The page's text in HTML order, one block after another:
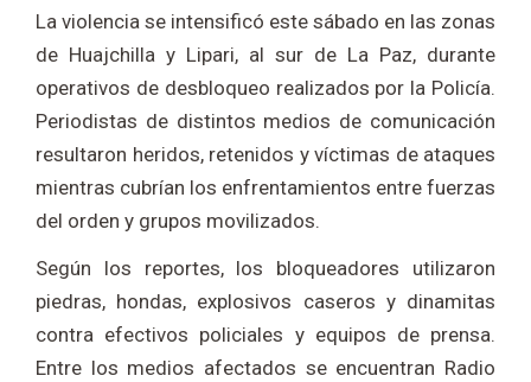
La violencia se intensificó este sábado en las zonas
de Huajchilla y Lipari, al sur de La Paz, durante
operativos de desbloqueo realizados por la Policía.
Periodistas de distintos medios de comunicación
resultaron heridos, retenidos y víctimas de ataques
mientras cubrían los enfrentamientos entre fuerzas
del orden y grupos movilizados.
Según los reportes, los bloqueadores utilizaron
piedras, hondas, explosivos caseros y dinamitas
contra efectivos policiales y equipos de prensa.
Entre los medios afectados se encuentran Radio